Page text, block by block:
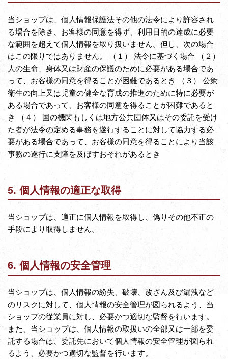
当ショップは、個人情報保護法その他の法令により許容され
る場合を除き、お客様の同意を得ず、利用目的の達成に必要
な範囲を超えて個人情報を取り扱いません。但し、次の場合
はこの限りではありません。 （１） 法令に基づく場合 （２）
人の生命、身体又は財産の保護のために必要がある場合であ
って、お客様の同意を得ることが困難であるとき （３） 公衆
衛生の向上又は児童の健全な育成の推進のために特に必要が
ある場合であって、お客様の同意を得ることが困難であると
き （４） 国の機関もしくは地方公共団体又はその委託を受け
た者が法令の定める事務を遂行することに対して協力する必
要がある場合であって、お客様の同意を得ることにより当該
事務の遂行に支障を及ぼすおそれがあるとき
5. 個人情報の適正な取得
当ショップは、適正に個人情報を取得し、偽りその他不正の
手段により取得しません。
6. 個人情報の安全管理
当ショップは、個人情報の紛失、破壊、改ざん及び漏洩など
のリスクに対して、個人情報の安全管理が図られるよう、当
ショップの従業員に対し、必要かつ適切な監督を行います。
また、当ショップは、個人情報の取扱いの全部又は一部を委
託する場合は、委託先において個人情報の安全管理が図られ
るよう、必要かつ適切な監督を行います。